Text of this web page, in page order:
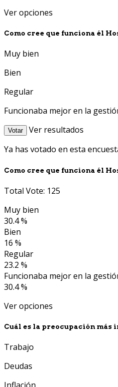
Ver opciones
Como cree que funciona él
Muy bien
Bien
Regular
Funcionaba mejor en la
Votar
Ver resultados
Ya has votado en esta
Como cree que funciona él
Total Vote: 125
Muy bien
30.4 %
Bien
16 %
Regular
23.2 %
Funcionaba mejor en la
30.4 %
Ver opciones
Cuál es la preocupación más
Trabajo
Deudas